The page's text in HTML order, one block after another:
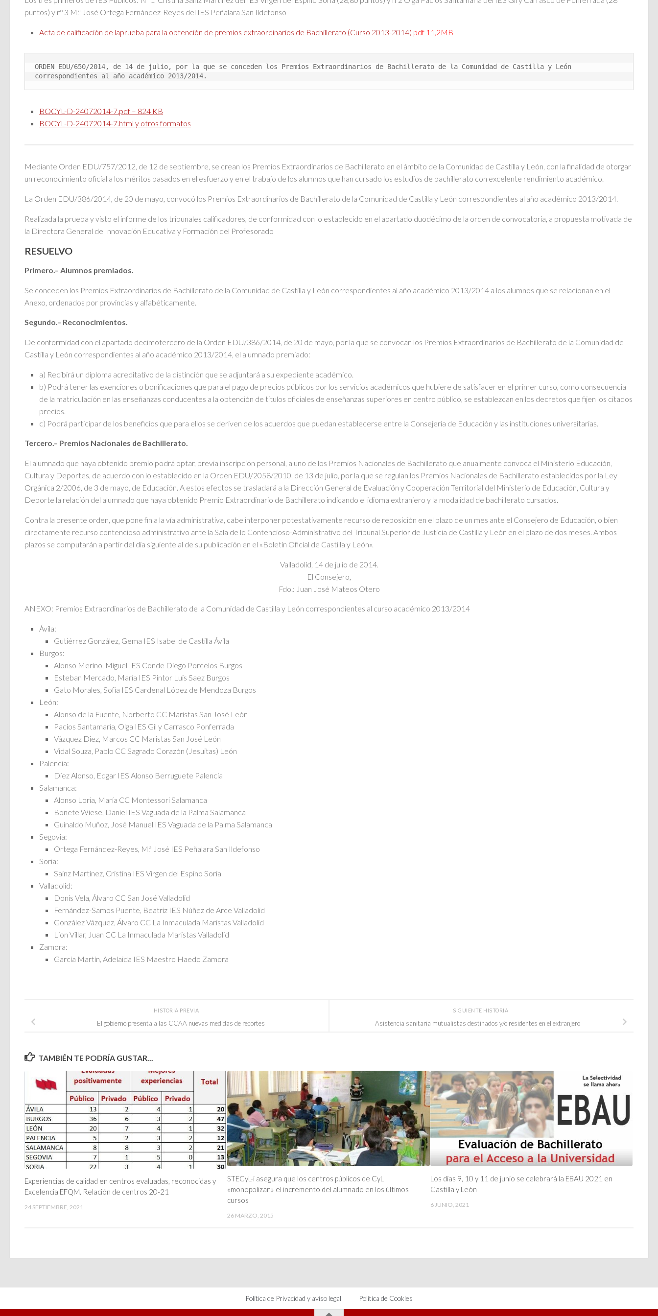
puntos) y nº 3 M.ª José Ortega Fernández-Reyes del IES Peñalara San Ildefonso
Acta de calificación de laprueba para la obtención de premios extraordinarios de Bachillerato (Curso 2013-2014) pdf 11,2MB
ORDEN EDU/650/2014, de 14 de julio, por la que se conceden los Premios Extraordinarios de Bachillerato de la Comunidad de Castilla y León
correspondientes al año académico 2013/2014.
BOCYL-D-24072014-7.pdf – 824 KB
BOCYL-D-24072014-7.html y otros formatos
Mediante Orden EDU/757/2012, de 12 de septiembre, se crean los Premios Extraordinarios de Bachillerato en el ámbito de la Comunidad de Castilla y León, con la finalidad de otorgar
un reconocimiento oficial a los méritos basados en el esfuerzo y en el trabajo de los alumnos que han cursado los estudios de bachillerato con excelente rendimiento académico.
La Orden EDU/386/2014, de 20 de mayo, convocó los Premios Extraordinarios de Bachillerato de la Comunidad de Castilla y León correspondientes al año académico 2013/2014.
Realizada la prueba y visto el informe de los tribunales calificadores, de conformidad con lo establecido en el apartado duodécimo de la orden de convocatoria, a propuesta motivada de
la Directora General de Innovación Educativa y Formación del Profesorado
RESUELVO
Primero.– Alumnos premiados.
Se conceden los Premios Extraordinarios de Bachillerato de la Comunidad de Castilla y León correspondientes al año académico 2013/2014 a los alumnos que se relacionan en el
Anexo, ordenados por provincias y alfabéticamente.
Segundo.– Reconocimientos.
De conformidad con el apartado decimotercero de la Orden EDU/386/2014, de 20 de mayo, por la que se convocan los Premios Extraordinarios de Bachillerato de la Comunidad de
Castilla y León correspondientes al año académico 2013/2014, el alumnado premiado:
a) Recibirá un diploma acreditativo de la distinción que se adjuntará a su expediente académico.
b) Podrá tener las exenciones o bonificaciones que para el pago de precios públicos por los servicios académicos que hubiere de satisfacer en el primer curso, como consecuencia
de la matriculación en las enseñanzas conducentes a la obtención de títulos oficiales de enseñanzas superiores en centro público, se establezcan en los decretos que fijen los citados
precios.
c) Podrá participar de los beneficios que para ellos se deriven de los acuerdos que puedan establecerse entre la Consejería de Educación y las instituciones universitarias.
Tercero.– Premios Nacionales de Bachillerato.
El alumnado que haya obtenido premio podrá optar, previa inscripción personal, a uno de los Premios Nacionales de Bachillerato que anualmente convoca el Ministerio Educación,
Cultura y Deportes, de acuerdo con lo establecido en la Orden EDU/2058/2010, de 13 de julio, por la que se regulan los Premios Nacionales de Bachillerato establecidos por la Ley
Orgánica 2/2006, de 3 de mayo, de Educación. A estos efectos se trasladará a la Dirección General de Evaluación y Cooperación Territorial del Ministerio de Educación, Cultura y
Deporte la relación del alumnado que haya obtenido Premio Extraordinario de Bachillerato indicando el idioma extranjero y la modalidad de bachillerato cursados.
Contra la presente orden, que pone fin a la vía administrativa, cabe interponer potestativamente recurso de reposición en el plazo de un mes ante el Consejero de Educación, o bien
directamente recurso contencioso administrativo ante la Sala de lo Contencioso-Administrativo del Tribunal Superior de Justicia de Castilla y León en el plazo de dos meses. Ambos
plazos se computarán a partir del día siguiente al de su publicación en el «Boletín Oficial de Castilla y León».
Valladolid, 14 de julio de 2014.
El Consejero,
Fdo.: Juan José Mateos Otero
ANEXO: Premios Extraordinarios de Bachillerato de la Comunidad de Castilla y León correspondientes al curso académico 2013/2014
Ávila:
Gutiérrez González, Gema IES Isabel de Castilla Ávila
Burgos:
Alonso Merino, Miguel IES Conde Diego Porcelos Burgos
Esteban Mercado, María IES Pintor Luis Saez Burgos
Gato Morales, Sofía IES Cardenal López de Mendoza Burgos
León:
Alonso de la Fuente, Norberto CC Maristas San José León
Pacios Santamaría, Olga IES Gil y Carrasco Ponferrada
Vázquez Diez, Marcos CC Maristas San José León
Vidal Souza, Pablo CC Sagrado Corazón (Jesuitas) León
Palencia:
Díez Alonso, Edgar IES Alonso Berruguete Palencia
Salamanca:
Alonso Loria, María CC Montessori Salamanca
Bonete Wiese, Daniel IES Vaguada de la Palma Salamanca
Guinaldo Muñoz, José Manuel IES Vaguada de la Palma Salamanca
Segovia:
Ortega Fernández-Reyes, M.ª José IES Peñalara San Ildefonso
Soria:
Sainz Martínez, Cristina IES Virgen del Espino Soria
Valladolid:
Donis Vela, Álvaro CC San José Valladolid
Fernández-Samos Puente, Beatriz IES Núñez de Arce Valladolid
González Vázquez, Álvaro CC La Inmaculada Maristas Valladolid
Lion Villar, Juan CC La Inmaculada Maristas Valladolid
Zamora:
García Martín, Adelaida IES Maestro Haedo Zamora
SIGUIENTE HISTORIA
Asistencia sanitaria mutualistas destinados y/o residentes en el extranjero
HISTORIA PREVIA
El gobierno presenta a las CCAA nuevas medidas de recortes
TAMBIÉN TE PODRÍA GUSTAR...
Experiencias de calidad en centros evaluadas, reconocidas y
Excelencia EFQM. Relación de centros 20-21
24 SEPTIEMBRE, 2021
STECyL-i asegura que los centros públicos de CyL
«monopolizan» el incremento del alumnado en los últimos
cursos
26 MARZO, 2015
Los días 9, 10 y 11 de junio se celebrará la EBAU 2021 en
Castilla y León
6 JUNIO, 2021
Política de Privacidad y aviso legal Política de Cookies